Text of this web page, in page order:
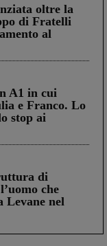
oltre la
di Fratelli
al
A1 in cui
e Franco. Lo
stop ai
di
che
Levane nel